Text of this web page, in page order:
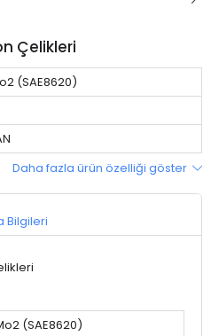
Çelikleri
(SAE8620)
Daha fazla ürün özelliği göster
Bilgileri
(SAE8620)